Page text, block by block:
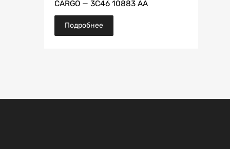
CARGO — 3C46 10883 AA
Подробнее